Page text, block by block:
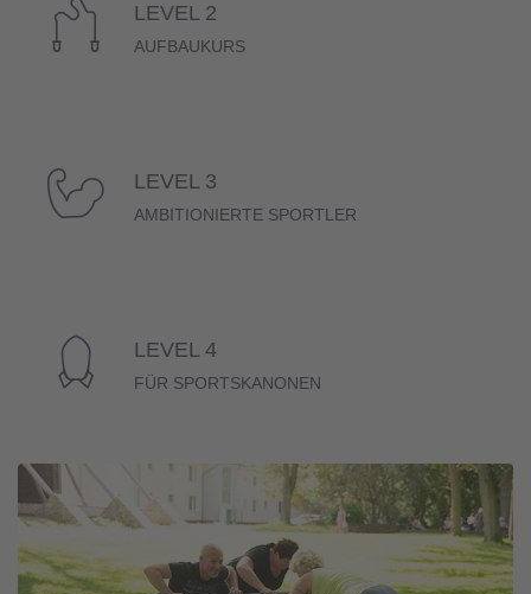
LEVEL 2
AUFBAUKURS
LEVEL 3
AMBITIONIERTE SPORTLER
LEVEL 4
FÜR SPORTSKANONEN